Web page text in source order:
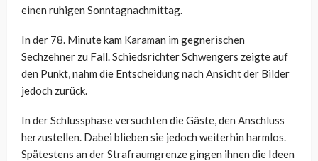
einen ruhigen Sonntagnachmittag.
In der 78. Minute kam Karaman im gegnerischen
Sechzehner zu Fall. Schiedsrichter Schwengers zeigte auf
den Punkt, nahm die Entscheidung nach Ansicht der Bilder
jedoch zurück.
In der Schlussphase versuchten die Gäste, den Anschluss
herzustellen. Dabei blieben sie jedoch weiterhin harmlos.
Spätestens an der Strafraumgrenze gingen ihnen die Ideen